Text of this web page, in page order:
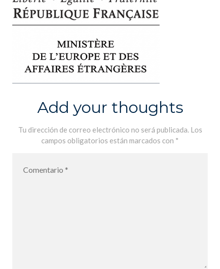
Add your thoughts
Tu dirección de correo electrónico no será publicada. Los
campos obligatorios están marcados con *